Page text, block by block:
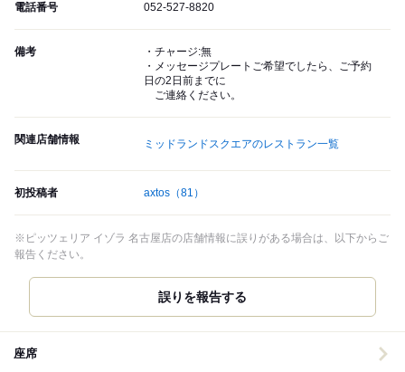
電話番号 052-527-8820
備考
・チャージ:無
・メッセージプレートご希望でしたら、ご予約
日の2日前までに
ご連絡ください。
関連店舗情報 ミッドランドスクエアのレストラン一覧
初投稿者 axtos （81）
※ピッツェリア イゾラ 名古屋店の店舗情報に誤りがある場合は、以下からご
報告ください。
誤りを報告する
座席